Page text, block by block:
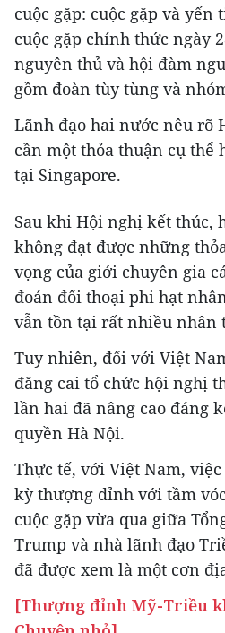
cuộc gặp: cuộc gặp và yến
cuộc gặp chính thức ngày
nguyên thủ và hội đàm
gồm đoàn tùy tùng và
Lãnh đạo hai nước nêu rõ
cần một thỏa thuận cụ thể
tại Singapore.
Sau khi Hội nghị kết thúc,
không đạt được những
vọng của giới chuyên gia
đoán đối thoại phi hạt
vẫn tồn tại rất nhiều nhân
Tuy nhiên, đối với Việt
đăng cai tổ chức hội nghị
lần hai đã nâng cao đáng
quyền Hà Nội.
Thực tế, với Việt Nam,
kỳ thượng đỉnh với tầm
cuộc gặp vừa qua giữa
Trump và nhà lãnh đạo
đã được xem là một cơn
[Thượng đỉnh Mỹ-Triều